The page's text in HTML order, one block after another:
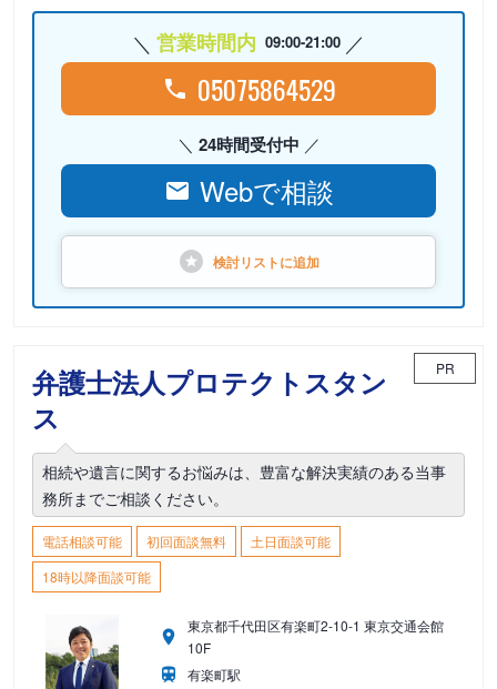
営業時間内 09:00-21:00
05075864529
24時間受付中
Webで相談
検討リストに追加
弁護士法人プロテクトスタン
ス
PR
相続や遺言に関するお悩みは、豊富な解決実績のある当事
務所までご相談ください。
電話相談可能 初回面談無料
土日面談可能
18時以降面談可能
東京都千代田区有楽町2-10-1 東京交通会館
10F
有楽町駅